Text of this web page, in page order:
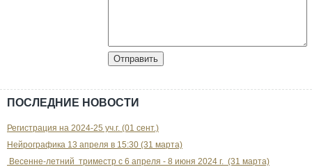
ПОСЛЕДНИЕ НОВОСТИ
Регистрация на 2024-25 уч.г. (01 сент.)
Нейрографика 13 апреля в 15:30 (31 марта)
Весенне-летний триместр с 6 апреля - 8 июня 2024 г. (31 марта)